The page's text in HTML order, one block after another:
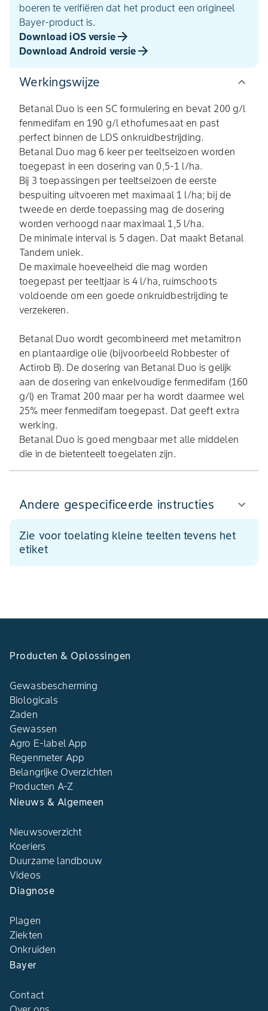
boeren te verifiëren dat het product een origineel
Bayer-product is.
Download iOS versie
Download Android versie
Werkingswijze
Betanal Duo is een SC formulering en bevat 200 g/l
fenmedifam en 190 g/l ethofumesaat en past
perfect binnen de LDS onkruidbestrijding.
Betanal Duo mag 6 keer per teeltseizoen worden
toegepast in een dosering van 0,5-1 l/ha.
Bij 3 toepassingen per teeltseizoen de eerste
bespuiting uitvoeren met maximaal 1 l/ha; bij de
tweede en derde toepassing mag de dosering
worden verhoogd naar maximaal 1,5 l/ha.
De minimale interval is 5 dagen. Dat maakt Betanal
Tandem uniek.
De maximale hoeveelheid die mag worden
toegepast per teeltjaar is 4 l/ha, ruimschoots
voldoende om een goede onkruidbestrijding te
verzekeren.
Betanal Duo wordt gecombineerd met metamitron
en plantaardige olie (bijvoorbeeld Robbester of
Actirob B). De dosering van Betanal Duo is gelijk
aan de dosering van enkelvoudige fenmedifam (160
g/l) en Tramat 200 maar per ha wordt daarmee wel
25% meer fenmedifam toegepast. Dat geeft extra
werking.
Betanal Duo is goed mengbaar met alle middelen
die in de bietenteelt toegelaten zijn.
Andere gespecificeerde instructies
Zie voor toelating kleine teelten tevens het
etiket
Producten & Oplossingen
Gewasbescherming
Biologicals
Zaden
Gewassen
Agro E-label App
Regenmeter App
Belangrijke Overzichten
Producten A-Z
Nieuws & Algemeen
Nieuwsoverzicht
Koeriers
Duurzame landbouw
Videos
Diagnose
Plagen
Ziekten
Onkruiden
Bayer
Contact